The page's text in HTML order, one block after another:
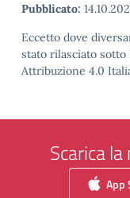
Pubblicato:
Eccetto dove
stato rilasciato sotto
Attribuzione 4.0
Scarica
App